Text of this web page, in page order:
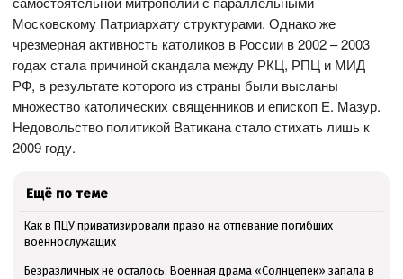
Московскому Патриархату структурами. Однако же
чрезмерная активность католиков в России в 2002 – 2003
годах стала причиной скандала между РКЦ, РПЦ и МИД
РФ, в результате которого из страны были высланы
множество католических священников и епископ Е. Мазур.
Недовольство политикой Ватикана стало стихать лишь к
2009 году.
Ещё по теме
Как в ПЦУ приватизировали право на отпевание погибших
военнослужащих
Безразличных не осталось. Военная драма «Солнцепёк» запала в